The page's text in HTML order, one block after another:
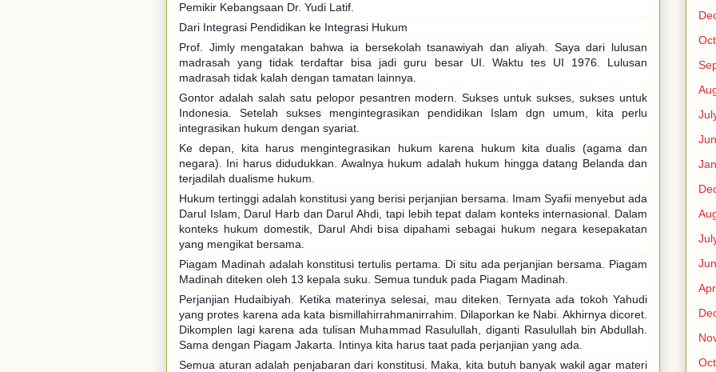
Pemikir Kebangsaan Dr. Yudi Latif.
Dari Integrasi Pendidikan ke Integrasi Hukum
Prof. Jimly mengatakan bahwa ia bersekolah tsanawiyah dan aliyah. Saya dari lulusan
madrasah yang tidak terdaftar bisa jadi guru besar UI. Waktu tes UI 1976. Lulusan
madrasah tidak kalah dengan tamatan lainnya.
Gontor adalah salah satu pelopor pesantren modern. Sukses untuk sukses, sukses untuk
Indonesia. Setelah sukses mengintegrasikan pendidikan Islam dgn umum, kita perlu
integrasikan hukum dengan syariat.
Ke depan, kita harus mengintegrasikan hukum karena hukum kita dualis (agama dan
negara). Ini harus didudukkan. Awalnya hukum adalah hukum hingga datang Belanda dan
terjadilah dualisme hukum.
Hukum tertinggi adalah konstitusi yang berisi perjanjian bersama. Imam Syafii menyebut ada
Darul Islam, Darul Harb dan Darul Ahdi, tapi lebih tepat dalam konteks internasional. Dalam
konteks hukum domestik, Darul Ahdi bisa dipahami sebagai hukum negara kesepakatan
yang mengikat bersama.
Piagam Madinah adalah konstitusi tertulis pertama. Di situ ada perjanjian bersama. Piagam
Madinah diteken oleh 13 kepala suku. Semua tunduk pada Piagam Madinah.
Perjanjian Hudaibiyah. Ketika materinya selesai, mau diteken. Ternyata ada tokoh Yahudi
yang protes karena ada kata bismillahirrahmanirrahim. Dilaporkan ke Nabi. Akhirnya dicoret.
Dikomplen lagi karena ada tulisan Muhammad Rasulullah, diganti Rasulullah bin Abdullah.
Sama dengan Piagam Jakarta. Intinya kita harus taat pada perjanjian yang ada.
Semua aturan adalah penjabaran dari konstitusi. Maka, kita butuh banyak wakil agar materi